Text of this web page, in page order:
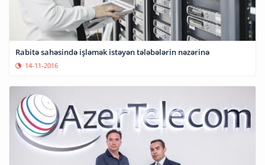
Rabitə sahəsində işləmək istəyən tələbələrin nəzərinə
14-11-2016